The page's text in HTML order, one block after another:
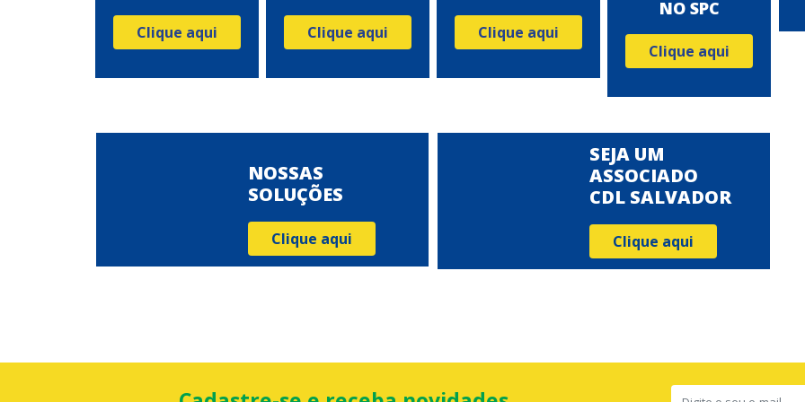
Clique aqui Clique aqui Clique aqui
NO SPC
Clique aqui
NOSSAS
SOLUÇÕES
Clique aqui
SEJA UM
ASSOCIADO
CDL SALVADOR
Clique aqui